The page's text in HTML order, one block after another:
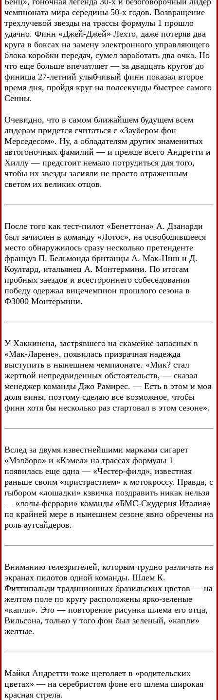
чемпионата мира середины 50-х годов. Возвращение
трехлучевой звезды на трассы формулы 1 прошло
удачно. Финн «Джей-Джей» Лехто, даже потеряв два
круга в боксах на замену электронного управляющего
блока коробки передач, сумел заработать два очка. Но
что еще больше впечатляет — за двадцать кругов до
финиша 27-летний улыбчивый финн показал второе
время дня, пройдя круг на полсекунды быстрее самого
Сенны.
Очевидно, что в самом ближайшем будущем всем
лидерам придется считаться с «Заубером фон
Мерседесом». Ну, а обладателям других знаменитых
автогоночных фамилий — и прежде всего Андретти и
Хиллу — предстоит немало потрудиться для того,
чтобы их звезды засияли не просто отраженным
светом их великих отцов.
После того как тест-пилот «Бенеттона» А. Дзанарди
был зачислен в команду «Лотос», на освободившееся
место обнаружилось сразу несколько претенденте
француз П. Бельмонда британцы А. Мак-Ниш и Д.
Коултард, итальянец А. Монтермини. По итогам
пробных заездов и всестороннего собеседования
победу одержал вицечемпион прошлого сезона в
Ф3000 Монтермини.
У Хаккинена, застрявшего на скамейке запасных в
«Мак-Ларене», появилась призрачная надежда
выступить в нынешнем чемпионате. «Мик? стал
жертвой непредвиденных обстоятельств, — сказал
менеджер команды Джо Рамирес. — Есть в этом и моя
доля вины, поэтому сделаю все возможное, чтобы
финн хотя бы несколько раз стартовал в этом сезоне».
Вслед за двумя известнейшими марками сигарет
«Мзлборо» и «Кэмел» на трассах формулы 1
появилась еще одна — «Честер-филд», известная
раньше своим «пристрастием» к мотокроссу. Правда, с
гыбором «лошадки» кзвичка поздравить никак нельзя
— «лолы-феррари» команды «БМС-Скудерия Италия»
по крайней мере в нынешнем сезоне явно обречены на
роль аутсайдеров.
Вниманию телезрителей, которым трудно различать на
экранах пилотов одной команды. Шлем К.
Фиттипальди традиционных бразильских цветов — на
желтом поле по кругу расположены ярко-зеленые
«капли». Это — повторение рисунка шлема его отца,
Вильсона, только у того фон был зеленый, «капли»
желтые.
Майкл Андретти тоже щеголяет в «родительских
цветах» — на серебристом фоне его шлема широкая
красная стрела.